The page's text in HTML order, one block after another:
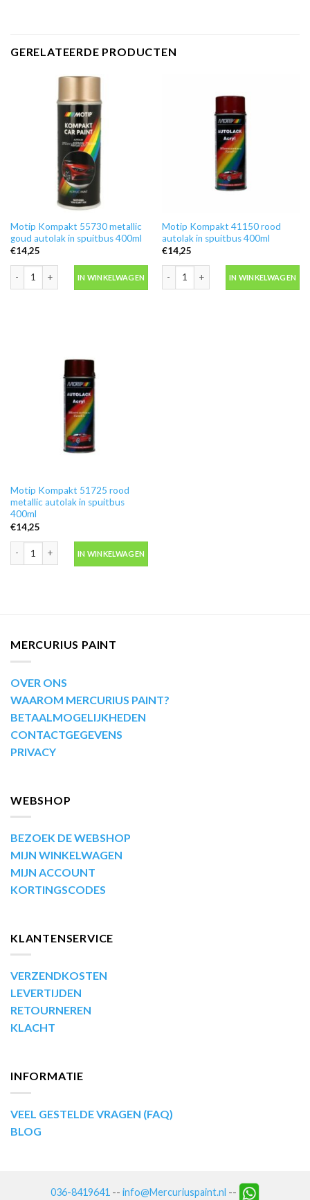
GERELATEERDE PRODUCTEN
Motip Kompakt 55730 metallic
goud autolak in spuitbus 400ml
€14,25
Motip Kompakt 55730 metallic goud autolak in spuitbus 400ml aantal
IN WINKELWAGEN
Motip Kompakt 41150 rood
autolak in spuitbus 400ml
€14,25
Motip Kompakt 41150 rood autolak
IN WINKELWAGEN
Motip Kompakt 51725 rood
metallic autolak in spuitbus
400ml
€14,25
IN WINKELWAGEN
MERCURIUS PAINT
OVER ONS
WAAROM MERCURIUS PAINT?
BETAALMOGELIJKHEDEN
CONTACTGEGEVENS
PRIVACY
WEBSHOP
BEZOEK DE WEBSHOP
MIJN WINKELWAGEN
MIJN ACCOUNT
KORTINGSCODES
KLANTENSERVICE
VERZENDKOSTEN
LEVERTIJDEN
RETOURNEREN
KLACHT
INFORMATIE
VEEL GESTELDE VRAGEN (FAQ)
BLOG
036-8419641 -- info@Mercuriuspaint.nl --